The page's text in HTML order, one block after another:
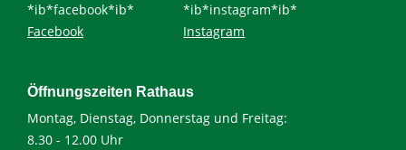
*ib*facebook*ib*
Facebook
*ib*instagram*ib*
Instagram
Öffnungszeiten Rathaus
Montag, Dienstag, Donnerstag und Freitag:
8.30 - 12.00 Uhr